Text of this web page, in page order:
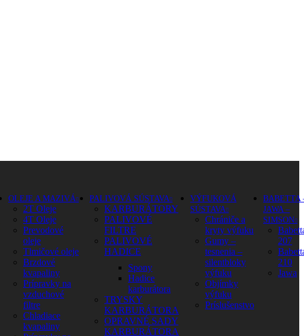
OLEJE A MAZIVÁ
2T Oleje
4T Oleje
Prevodové
oleje
Tlmičové oleje
Brzdové
kvapaliny
Prípravky na
vzduchové
filtre
Chladiace
kvapaliny
PALIVOVÁ SÚSTAVA
KARBURÁTORY
PALIVOVÉ
FILTRE
PALIVOVÉ
HADICE
Spony
Hadice
karburátora
TRYSKY
KARBURÁTORA
OPRAVNÉ SADY
KARBURÁTORA
VÝFUKOVÁ
SÚSTAVA
Chrániče a
kryty výfuku
Gumy –
tesnenia –
silentbloky
výfuku
Objímky
výfuku
Príslušenstvo
BABETTA
JAWA –
SIMSON
207
210
Jawa